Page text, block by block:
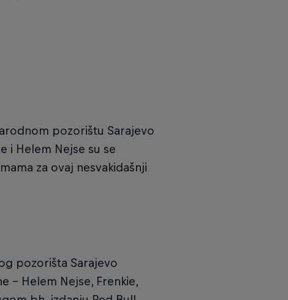
pozorištu Sarajevo
i Helem Nejse su se
za ovaj nesvakidašnji
pozorišta Sarajevo
- Helem Nejse, Frenkie,